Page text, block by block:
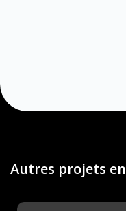
Autres projets en